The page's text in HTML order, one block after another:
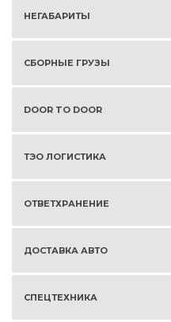
НЕГАБАРИТЫ
СБОРНЫЕ ГРУЗЫ
DOOR TO DOOR
ТЭО ЛОГИСТИКА
ОТВЕТХРАНЕНИЕ
ДОСТАВКА АВТО
СПЕЦТЕХНИКА